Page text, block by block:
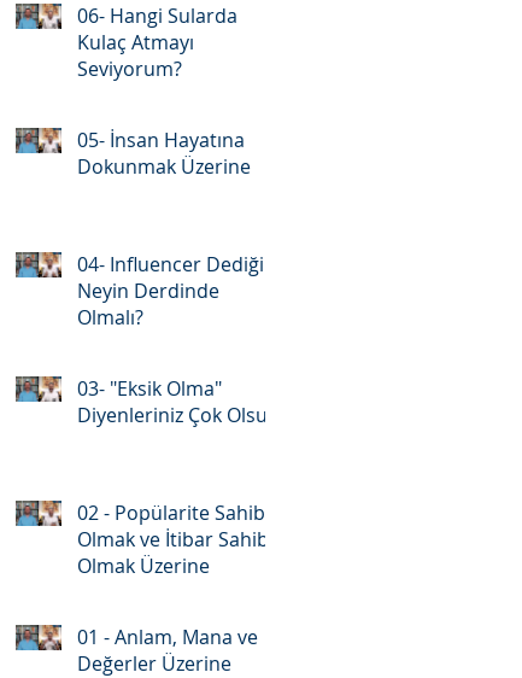
06- Hangi Sularda
Kulaç Atmayı
Seviyorum?
05- İnsan Hayatına
Dokunmak Üzerine
04- Influencer Dediğin
Neyin Derdinde
Olmalı?
03- "Eksik Olma"
Diyenleriniz Çok Olsun
02 - Popülarite Sahibi
Olmak ve İtibar Sahibi
Olmak Üzerine
01 - Anlam, Mana ve
Değerler Üzerine